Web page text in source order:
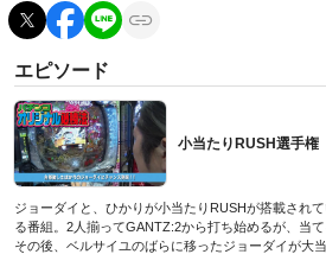
エピソード
小当たりRUSH選手権
ジョーダイと、ひかりが小当たりRUSHが搭載され
る番組。2人揃ってGANTZ:2から打ち始めるが、当
その後、ベルサイユのばらに移ったジョーダイが大